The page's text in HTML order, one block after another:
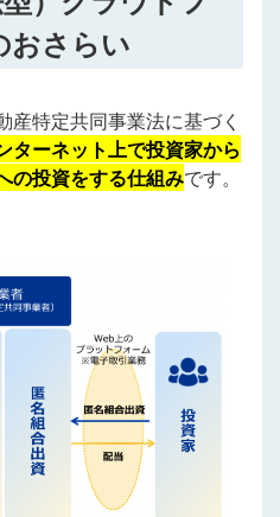
おさらい
産特定共同事業法に基づく
ターネット上で投資家から
の投資をする仕組みです。